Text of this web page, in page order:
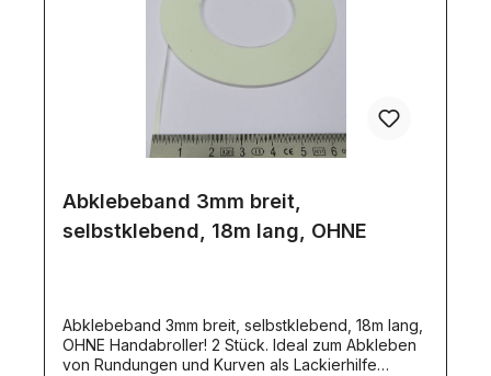
Abklebeband 3mm breit,
selbstklebend, 18m lang, OHNE
Abklebeband 3mm breit, selbstklebend, 18m lang,
OHNE Handabroller! 2 Stück. Ideal zum Abkleben
von Rundungen und Kurven als Lackierhilfe